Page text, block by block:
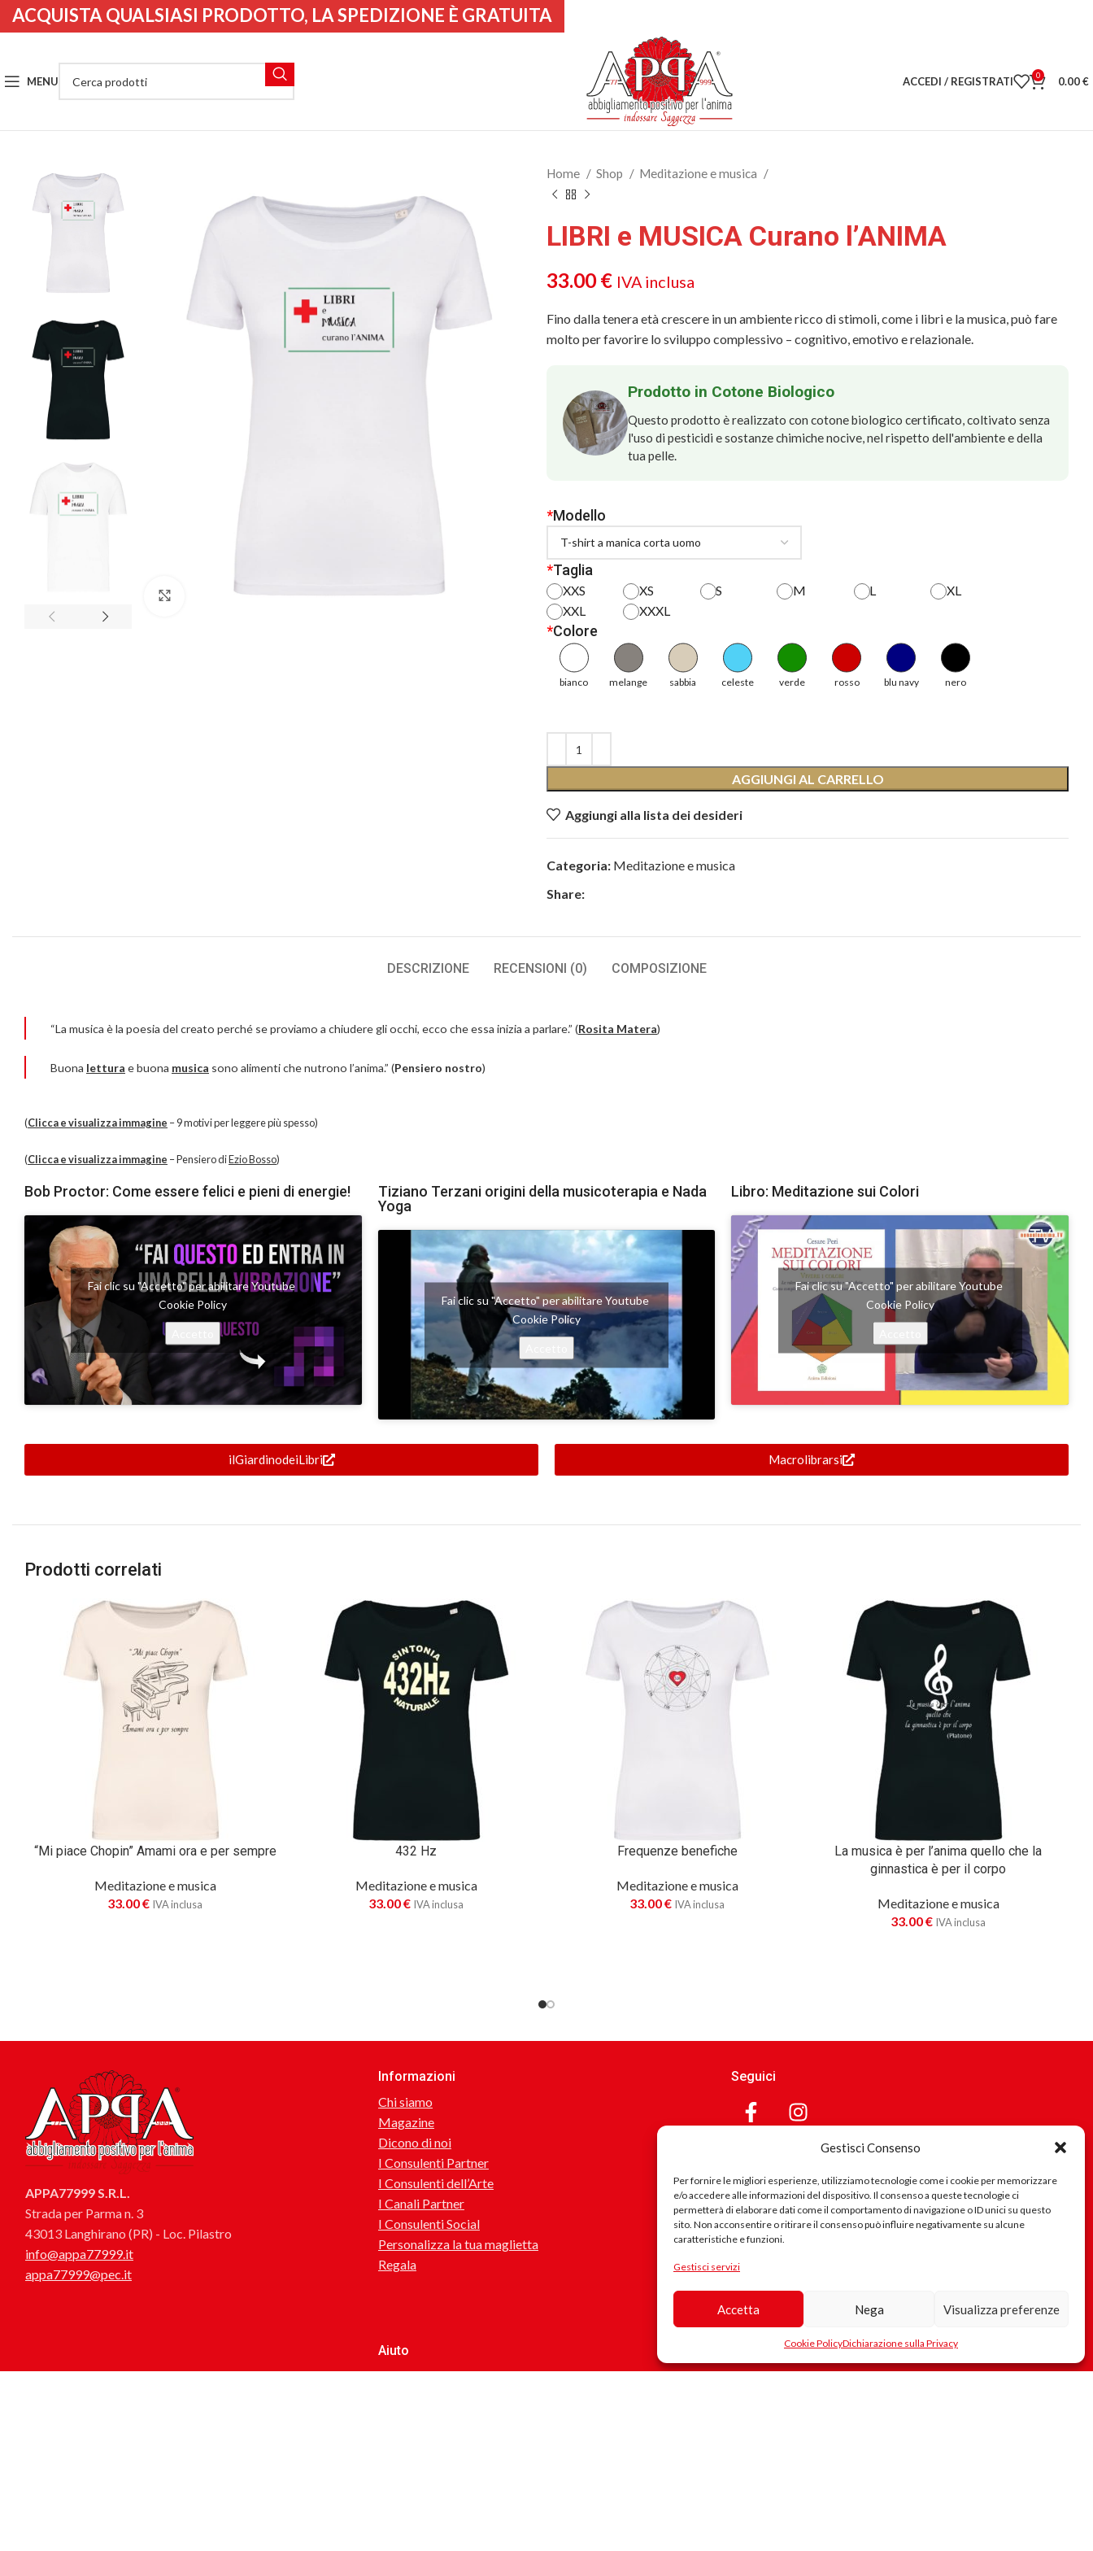
Gestisci Consenso
Per fornire le migliori esperienze, utilizziamo tecnologie come i cookie per memorizzare
e/o accedere alle informazioni del dispositivo. Il consenso a queste tecnologie ci
permetterà di elaborare dati come il comportamento di navigazione o ID unici su questo
sito. Non acconsentire o ritirare il consenso può influire negativamente su alcune
caratteristiche e funzioni.
Gestisci servizi
Accetta Nega Visualizza preferenze
Cookie PolicyDichiarazione sulla Privacy
MENU ACCEDI / REGISTRATI 0 0.00€
Clicca per ingrandire
Home Shop Meditazione e musica
LIBRI e MUSICA Curano l’ANIMA
33.00€ IVA inclusa
Fino dalla tenera età crescere in un ambiente ricco di stimoli, come i libri e la musica, può fare
molto per favorire lo sviluppo complessivo – cognitivo, emotivo e relazionale.
Prodotto in Cotone Biologico
Questo prodotto è realizzato con cotone biologico certificato, coltivato senza
l'uso di pesticidi e sostanze chimiche nocive, nel rispetto dell'ambiente e della
tua pelle.
*Modello
*Taglia
XXS XS S M L
XL
XXL
XXXL
*Colore
bianco melange sabbia celeste verde rosso blu navy nero
AGGIUNGI AL CARRELLO
Aggiungi alla lista dei desideri
Categoria: Meditazione e musica
Share:
DESCRIZIONE RECENSIONI (0) COMPOSIZIONE
“La musica è la poesia del creato perché se proviamo a chiudere gli occhi, ecco che essa inizia a parlare.” (Rosita Matera)
Buona lettura e buona musica sono alimenti che nutrono l’anima.” (Pensiero nostro)
(Clicca e visualizza immagine – 9 motivi per leggere più spesso)
(Clicca e visualizza immagine – Pensiero diEzio Bosso)
Bob Proctor: Come essere felici e pieni di energie!
Fai clic su "Accetto" per abilitare Youtube
Cookie Policy
Tiziano Terzani origini della musicoterapia e Nada
Yoga
Fai clic su "Accetto" per abilitare Youtube
Cookie Policy
Libro: Meditazione sui Colori
Fai clic su "Accetto" per abilitare Youtube
Cookie Policy
ilGiardinodeiLibri Macrolibrarsi
Prodotti correlati
“Mi piace Chopin” Amami ora e per sempre
Meditazione e musica
33.00€ IVA inclusa
432 Hz
Meditazione e musica
33.00€ IVA inclusa
Frequenze benefiche
Meditazione e musica
33.00€ IVA inclusa
La musica è per l’anima quello che la
ginnastica è per il corpo
Meditazione e musica
33.00€ IVA inclusa
APPA77999 S.R.L.
Strada per Parma n. 3
43013 Langhirano (PR) - Loc. Pilastro
info@appa77999.it
appa77999@pec.it
Informazioni
Chi siamo
Magazine
Dicono di noi
I Consulenti Partner
I Consulenti dell’Arte
I Canali Partner
I Consulenti Social
Personalizza la tua maglietta
Regala
Aiuto
Contattaci
Seguici
Sei interessato a collaborare o suggerirci idee? scrivici!
Se riscontri problemi nel sito, errore nei testi, collegamenti errati..
scrivici
ACQUISTA QUALSIASI PRODOTTO, LA SPEDIZIONE È GRATUITA